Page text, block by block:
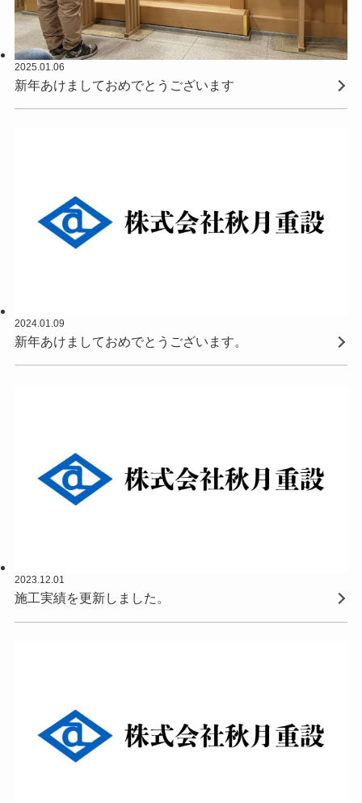
2025.01.06
新年あけましておめでとうございます
2024.01.09
新年あけましておめでとうございます。
2023.12.01
施工実績を更新しました。